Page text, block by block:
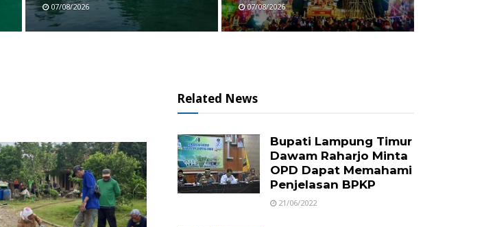
07/08/2026 07/08/2026
Related News
Bupati Lampung Timur
Dawam Raharjo Minta
OPD Dapat Memahami
Penjelasan BPKP
21/06/2022